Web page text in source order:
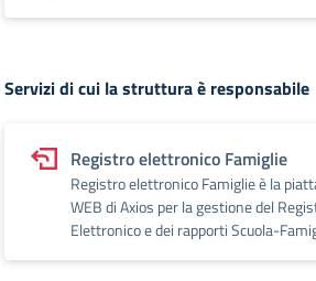
Servizi di cui la struttura è responsabile
Registro elettronico Famiglie
Registro elettronico Famiglie è la
WEB di Axios per la gestione del
Elettronico e dei rapporti Scuola-